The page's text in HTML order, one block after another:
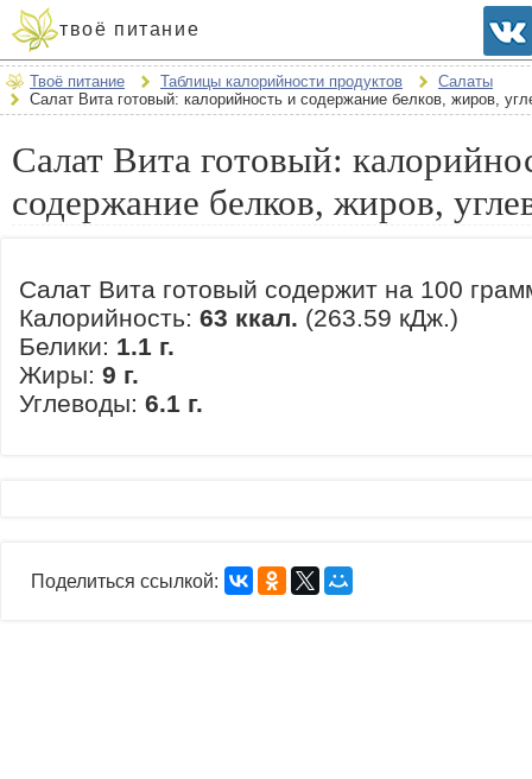
твоё питание
Твоё питание Таблицы калорийности продуктов
Салаты
Салат Вита готовый: калорийность и содержание белков, жиров,
Салат Вита готовый:
содержание белков, жиров,
Салат Вита готовый содержит на 100
Калорийность: 63 ккал. (263.59 кДж.)
Белики: 1.1 г.
Жиры: 9 г.
Углеводы: 6.1 г.
Поделиться ссылкой: